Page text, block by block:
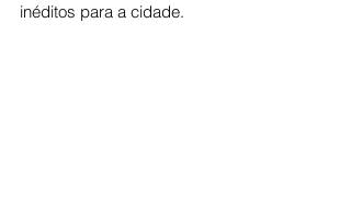
inéditos para a cidade.